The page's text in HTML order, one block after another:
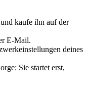
kaufe ihn auf der
E-Mail.
deines
Sie startet erst,